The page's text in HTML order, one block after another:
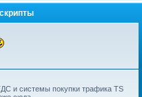
и системы покупки трафика TS